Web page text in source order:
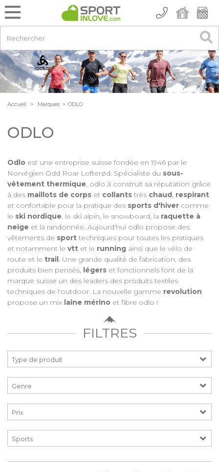
Accueil > Marques > ODLO
ODLO
Odlo est une entreprise suisse fondée en 1946 par le
Norvégien Odd Roar Lofterød. Spécialiste du sous-
vêtement thermique, odlo à construit sa réputation grâce
à des maillots de corps et collants très chaud, respirant
et confortable pour la pratique des sports d'hiver comme
le ski nordique, le ski alpin, le snowboard, la raquette à
neige et la randonnée. Aujourd'hui odlo propose des
vêtements de sport techniques pour toutes les pratiques
et notamment le vtt et le running ainsi que le vélo de
route et le trail. Une grande qualité de fabrication, des
produits bien pensés, légers et fonctionnels font de la
marque suisse un des leaders des produits textiles
techniques de l'outdoor. La nouvelle gamme revolution
propose un mix laine mérino et fibre odlo !
FILTRES
Prix